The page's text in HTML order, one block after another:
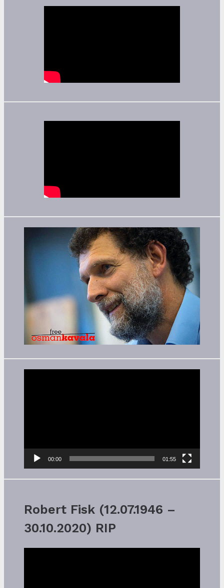
00:00 01:55
Robert Fisk (12.07.1946 –
30.10.2020) RIP